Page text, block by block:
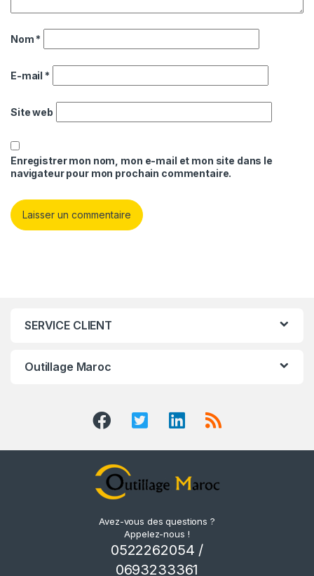
Nom *
E-mail *
Site web
Enregistrer mon nom, mon e-mail et mon site dans le
navigateur pour mon prochain commentaire.
SERVICE CLIENT
Outillage Maroc
Avez-vous des questions ?
Appelez-nous !
0522262054 /
0693233361